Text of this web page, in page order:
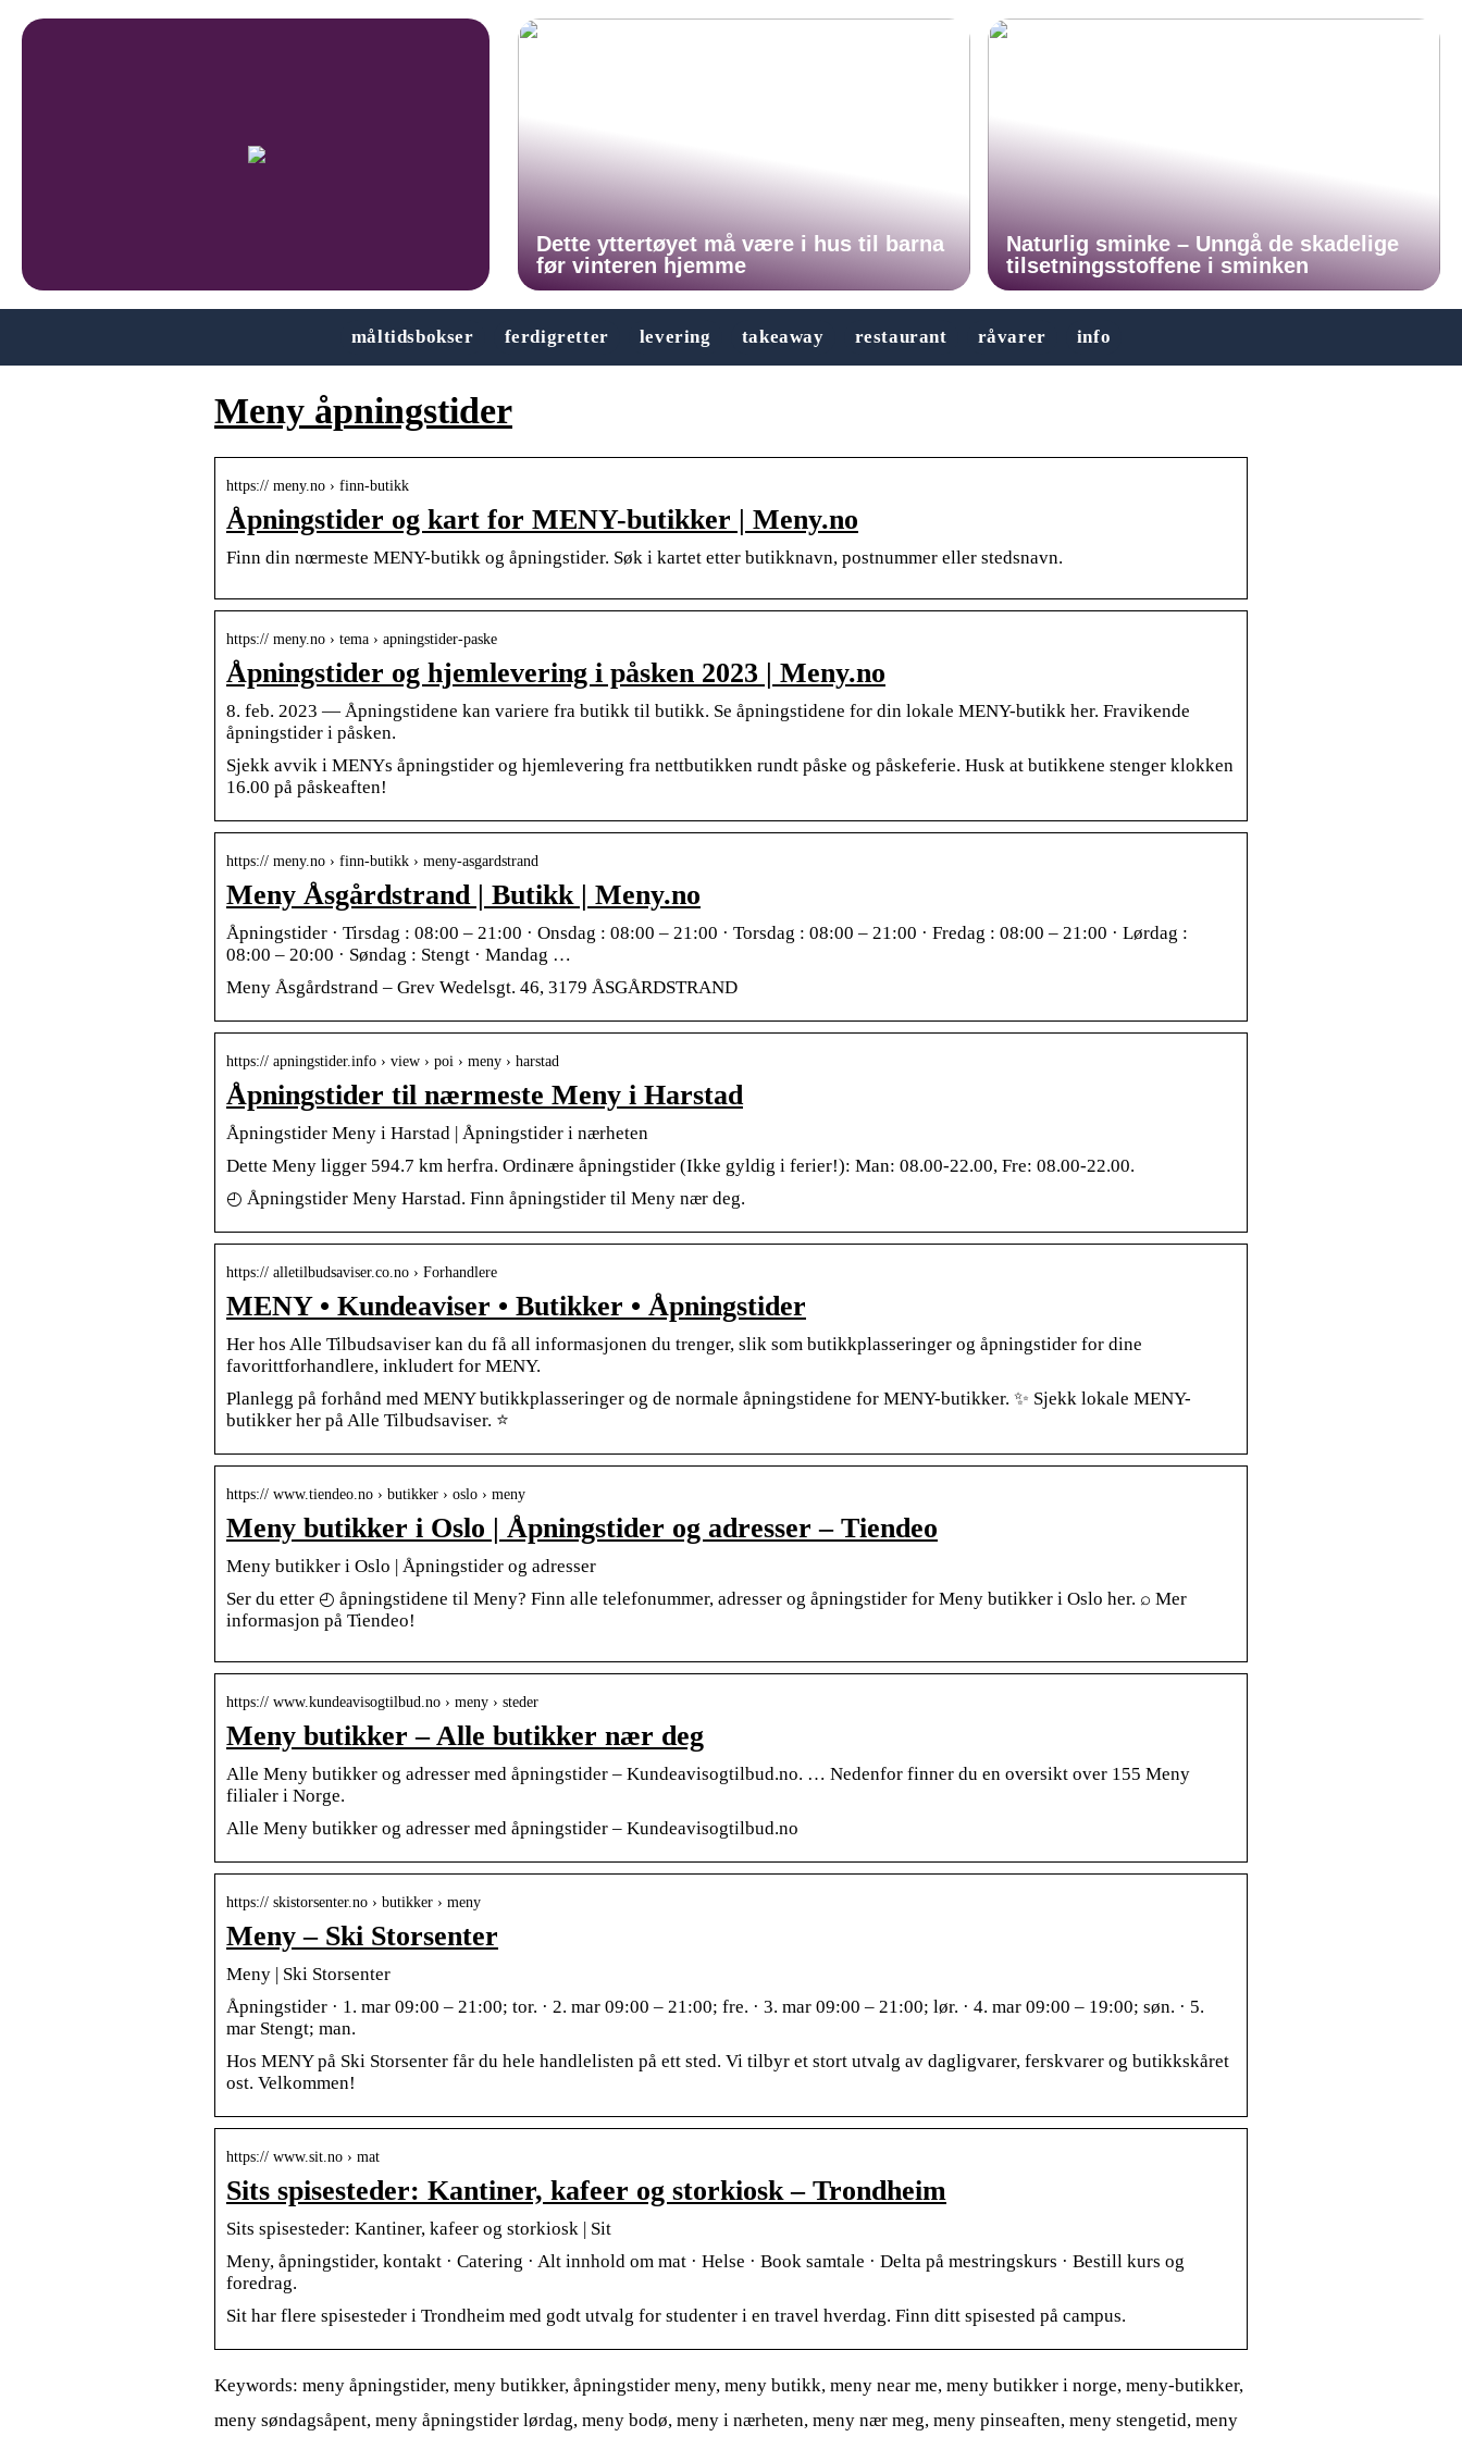
Dette yttertøyet må være i hus til barna
før vinteren hjemme
Naturlig sminke – Unngå de skadelige
tilsetningsstoffene i sminken
måltidsbokser ferdigretter levering takeaway restaurant råvarer info
Meny åpningstider
https:// meny.no › finn-butikk
Åpningstider og kart for MENY-butikker | Meny.no
Finn din nœrmeste MENY-butikk og åpningstider. Søk i kartet etter butikknavn, postnummer eller stedsnavn.
https:// meny.no › tema › apningstider-paske
Åpningstider og hjemlevering i påsken 2023 | Meny.no
8. feb. 2023 — Åpningstidene kan variere fra butikk til butikk. Se åpningstidene for din lokale MENY-butikk her. Fravikende
åpningstider i påsken.
Sjekk avvik i MENYs åpningstider og hjemlevering fra nettbutikken rundt påske og påskeferie. Husk at butikkene stenger klokken
16.00 på påskeaften!
https:// meny.no › finn-butikk › meny-asgardstrand
Meny Åsgårdstrand | Butikk | Meny.no
Åpningstider · Tirsdag : 08:00 – 21:00 · Onsdag : 08:00 – 21:00 · Torsdag : 08:00 – 21:00 · Fredag : 08:00 – 21:00 · Lørdag :
08:00 – 20:00 · Søndag : Stengt · Mandag …
Meny Åsgårdstrand – Grev Wedelsgt. 46, 3179 ÅSGÅRDSTRAND
https:// apningstider.info › view › poi › meny › harstad
Åpningstider til nærmeste Meny i Harstad
Åpningstider Meny i Harstad | Åpningstider i nærheten
Dette Meny ligger 594.7 km herfra. Ordinære åpningstider (Ikke gyldig i ferier!): Man: 08.00-22.00, Fre: 08.00-22.00.
◴ Åpningstider Meny Harstad. Finn åpningstider til Meny nær deg.
https:// alletilbudsaviser.co.no › Forhandlere
MENY • Kundeaviser • Butikker • Åpningstider
Her hos Alle Tilbudsaviser kan du få all informasjonen du trenger, slik som butikkplasseringer og åpningstider for dine
favorittforhandlere, inkludert for MENY.
Planlegg på forhånd med MENY butikkplasseringer og de normale åpningstidene for MENY-butikker. ✨ Sjekk lokale MENY-
butikker her på Alle Tilbudsaviser. ⭐
https:// www.tiendeo.no › butikker › oslo › meny
Meny butikker i Oslo | Åpningstider og adresser – Tiendeo
Meny butikker i Oslo | Åpningstider og adresser
Ser du etter ◴ åpningstidene til Meny? Finn alle telefonummer, adresser og åpningstider for Meny butikker i Oslo her. ⌕ Mer
informasjon på Tiendeo!
https:// www.kundeavisogtilbud.no › meny › steder
Meny butikker – Alle butikker nær deg
Alle Meny butikker og adresser med åpningstider – Kundeavisogtilbud.no. … Nedenfor finner du en oversikt over 155 Meny
filialer i Norge.
Alle Meny butikker og adresser med åpningstider – Kundeavisogtilbud.no
https:// skistorsenter.no › butikker › meny
Meny – Ski Storsenter
Meny | Ski Storsenter
Åpningstider · 1. mar 09:00 – 21:00; tor. · 2. mar 09:00 – 21:00; fre. · 3. mar 09:00 – 21:00; lør. · 4. mar 09:00 – 19:00; søn. · 5.
mar Stengt; man.
Hos MENY på Ski Storsenter får du hele handlelisten på ett sted. Vi tilbyr et stort utvalg av dagligvarer, ferskvarer og butikkskåret
ost. Velkommen!
https:// www.sit.no › mat
Sits spisesteder: Kantiner, kafeer og storkiosk – Trondheim
Sits spisesteder: Kantiner, kafeer og storkiosk | Sit
Meny, åpningstider, kontakt · Catering · Alt innhold om mat · Helse · Book samtale · Delta på mestringskurs · Bestill kurs og
foredrag.
Sit har flere spisesteder i Trondheim med godt utvalg for studenter i en travel hverdag. Finn ditt spisested på campus.
Keywords: meny åpningstider, meny butikker, åpningstider meny, meny butikk, meny near me, meny butikker i norge, meny-butikker,
meny søndagsåpent, meny åpningstider lørdag, meny bodø, meny i nærheten, meny nær meg, meny pinseaften, meny stengetid, meny